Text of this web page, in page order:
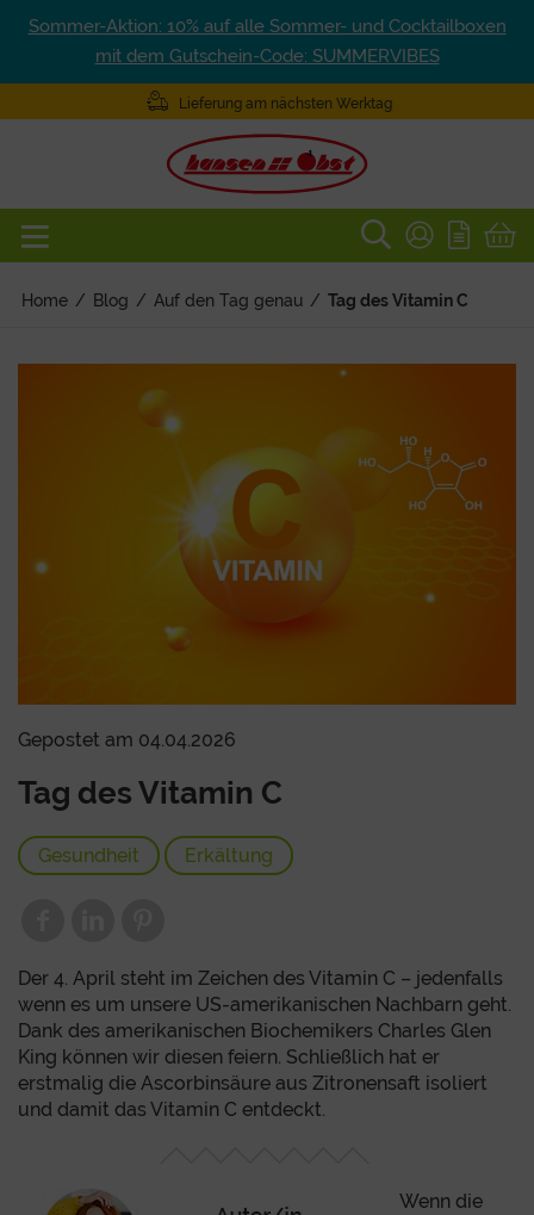
Sommer-Aktion: 10% auf alle Sommer- und Cocktailboxen
mit dem Gutschein-Code: SUMMERVIBES
Lieferung am nächsten Werktag
Home / Blog / Auf den Tag genau / Tag des Vitamin C
Gepostet am 04.04.2026
Tag des Vitamin C
Gesundheit Erkältung
Der 4. April steht im Zeichen des Vitamin C – jedenfalls
wenn es um unsere US-amerikanischen Nachbarn geht.
Dank des amerikanischen Biochemikers Charles Glen
King können wir diesen feiern. Schließlich hat er
erstmalig die Ascorbinsäure aus Zitronensaft isoliert
und damit das Vitamin C entdeckt.
Wenn die